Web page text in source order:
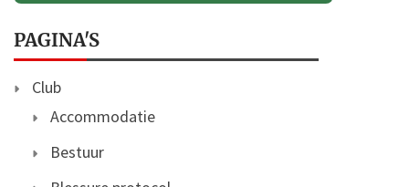
PAGINA'S
Club
Accommodatie
Bestuur